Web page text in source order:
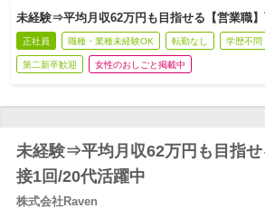
未経験⇒平均月収62万円も目指せる【営業職
正社員 職種・業種未経験OK 転勤なし 学歴不問
第二新卒歓迎 女性のおしごと掲載中
未経験⇒平均月収62万円も目指せ
接1回/20代活躍中
株式会社Raven